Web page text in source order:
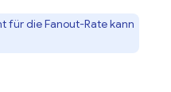
für die Fanout-Rate kann